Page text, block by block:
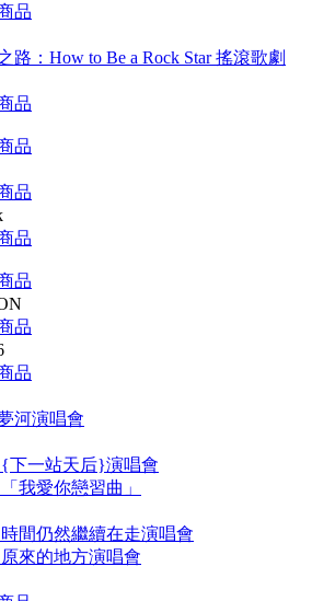
品
路：How to Be a Rock Star 搖滾歌劇
品
品
品
品
品
品
品
河演唱會
{下一站天后}演唱會
我愛你戀習曲」
時間仍然繼續在走演唱會
原來的地方演唱會